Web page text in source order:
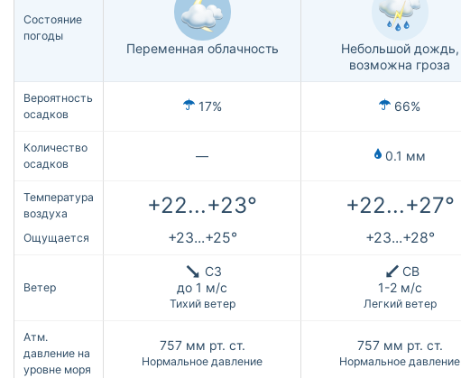
Состояние
погоды
Переменная облачность
Небольшой дождь,
возможна гроза
Вероятность
осадков
17% 66%
Количество
осадков
— 0.1 мм
Температура
воздуха
+22...+23° +22...+27°
Ощущается +23...+25° +23...+28°
Ветер
СЗ
до 1 м/с
Тихий ветер
СВ
1-2 м/с
Легкий ветер
Атм.
давление на
уровне моря
757 мм рт. ст.
Нормальное давление
757 мм рт. ст.
Нормальное давление